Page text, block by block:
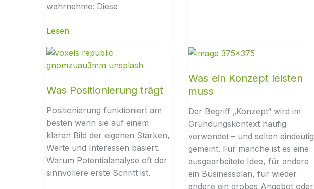
wahrnehme: Diese
Was Positionierung trägt
Positionierung funktioniert am
besten wenn sie auf einem
klaren Bild der eigenen Stärken,
Werte und Interessen basiert.
Warum Potentialanalyse oft der
sinnvollere erste Schritt ist.
Was ein Konzept leisten
muss
Der Begriff „Konzept“ wird im
Gründungskontext häufig
verwendet – und selten eindeutig
gemeint. Für manche ist es eine
ausgearbeitete Idee, für andere
ein Businessplan, für wieder
andere ein grobes Angebot oder